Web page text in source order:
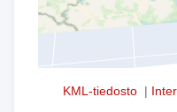
KML-tiedosto |